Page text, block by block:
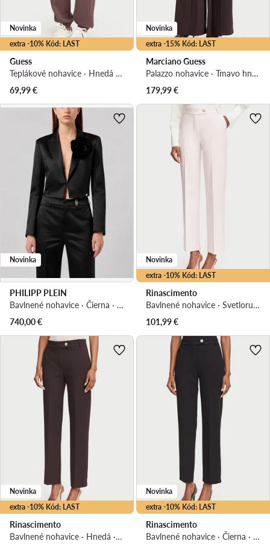
extra -10% Kód: LAST
Novinka
Guess
Teplákové nohavice · Hnedá · Regular fit
69,99€
extra -15% Kód: LAST
Novinka
Marciano Guess
Palazzo nohavice · Tmavo hnedá · Regular fit
179,99€
Novinka
PHILIPP PLEIN
Bavlnené nohavice · Čierna · Regular fit
740,00€
extra -10% Kód: LAST
Novinka
Rinascimento
Bavlnené nohavice · Svetloružová · Regular fit
101,99€
extra -10% Kód: LAST
Novinka
Rinascimento
Bavlnené nohavice · Hnedá · Regular fit
extra -10% Kód: LAST
Novinka
Rinascimento
Bavlnené nohavice · Čierna · Regular fit